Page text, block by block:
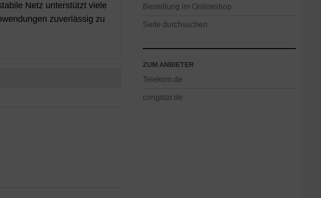
Netz unterstützt viele
zuverlässig zu
Bestellung im Onlineshop
Seite durchsuchen
ZUM ANBIETER
Telekom.de
congstar.de